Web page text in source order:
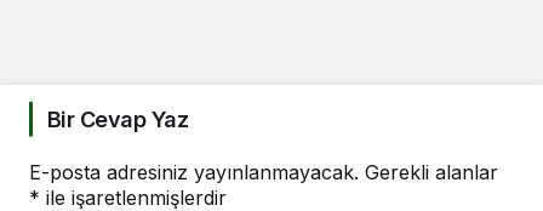
Bir Cevap Yaz
E-posta adresiniz yayınlanmayacak. Gerekli alanlar
* ile işaretlenmişlerdir